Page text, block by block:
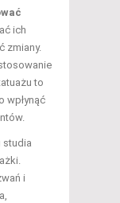
ich
zmiany.
to
wpłynąć
studia
i